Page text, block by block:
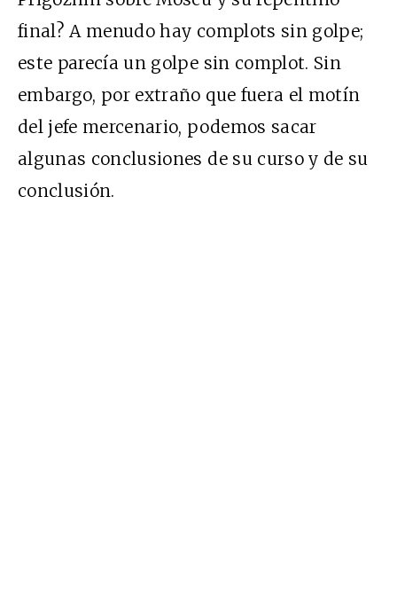
final? A menudo hay complots sin golpe;
este parecía un golpe sin complot. Sin
embargo, por extraño que fuera el motín
del jefe mercenario, podemos sacar
algunas conclusiones de su curso y de su
conclusión.